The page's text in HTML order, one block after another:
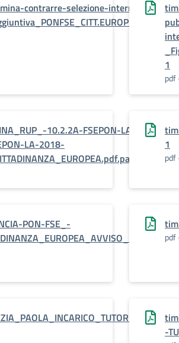
contrarre-selezione-interna-
1
pdf
10.2.2A-FSEPON-LA-
LA-2018-
1
pdf
PON-FSE_-
pdf
-